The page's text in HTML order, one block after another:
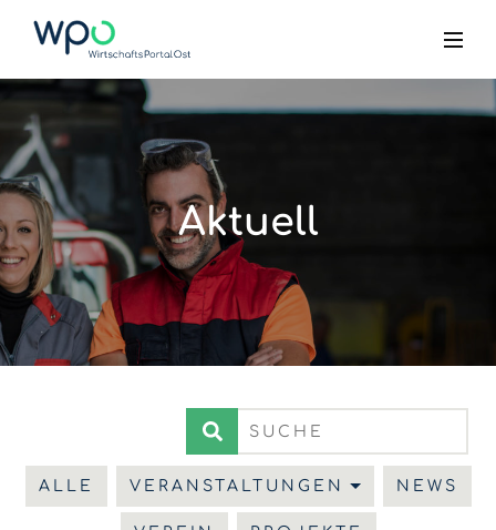
Aktuell
ALLE VERANSTALTUNGEN NEWS